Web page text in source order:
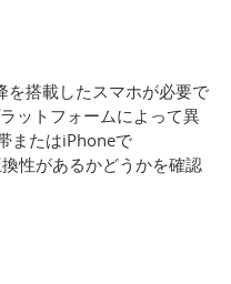
搭載したスマホが必要で
ットフォームによって異
またはiPhoneで
性があるかどうかを確認